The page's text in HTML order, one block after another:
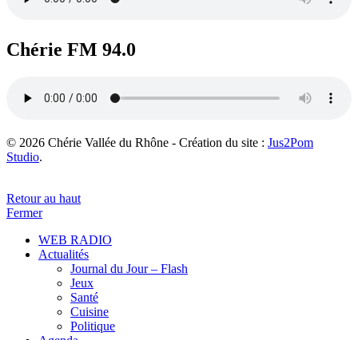
Chérie FM 94.0
© 2026 Chérie Vallée du Rhône - Création du site : Jus2Pom
Studio.
Retour au haut
Fermer
WEB RADIO
Actualités
Journal du Jour – Flash
Jeux
Santé
Cuisine
Politique